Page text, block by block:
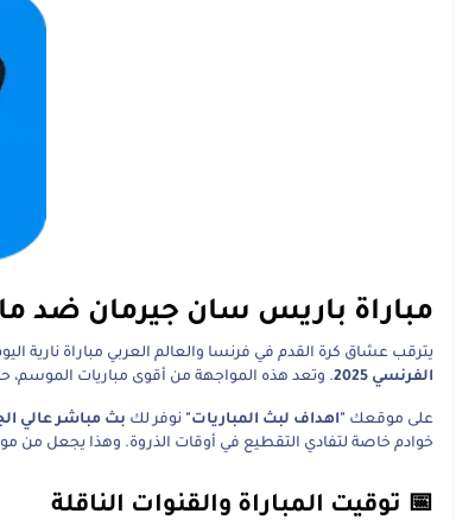
مباراة باريس سان جيرمان ضد
يترقب عشاق كرة القدم في فرنسا والعالم العربي مباراة نارية
الفرنسي 2025
. وتعد هذه المواجهة من أقوى مباريات الموسم،
على موقعك "اهداف لبث المباريات" نوفر لك بث مباشر عالي
خوادم خاصة لتفادي التقطيع في أوقات الذروة. وهذا يجعل من
📅 توقيت المباراة والقنوات الناقلة